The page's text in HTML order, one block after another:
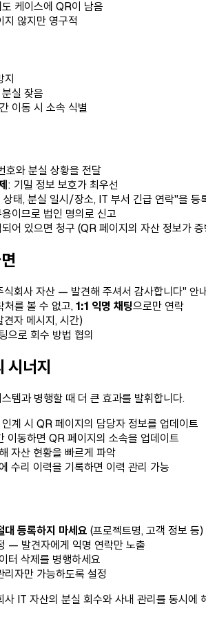
케이스에 QR이 남음
지 않지만 영구적
지
실 잦음
이동 시 소속 식별
호와 분실 상황을 전달
: 기밀 정보 보호가 최우선
상태, 분실 일시/장소, IT 부서 긴급 연락"을 등
이므로 법인 명의로 신고
어 있으면 청구 (QR 페이지의 자산 정보가
회사 자산 — 발견해 주셔서 감사합니다" 안
처를 볼 수 없고,1:1 익명 채팅으로만 연락
자 메시지, 시간)
으로 회수 방법 협의
시너지
템과 병행할 때 더 큰 효과를 발휘합니다.
계 시 QR 페이지의 담당자 정보를 업데이트
이동하면 QR 페이지의 소속을 업데이트
자산 현황을 빠르게 파악
수리 이력을 기록하면 이력 관리 가능
대 등록하지 마세요 (프로젝트명, 고객 정보 등)
— 발견자에게 익명 연락만 노출
터 삭제를 병행하세요
자만 가능하도록 설정
IT 자산의 분실 회수와 사내 관리를 동시